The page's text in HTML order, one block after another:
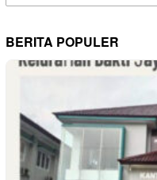
BERITA POPULER